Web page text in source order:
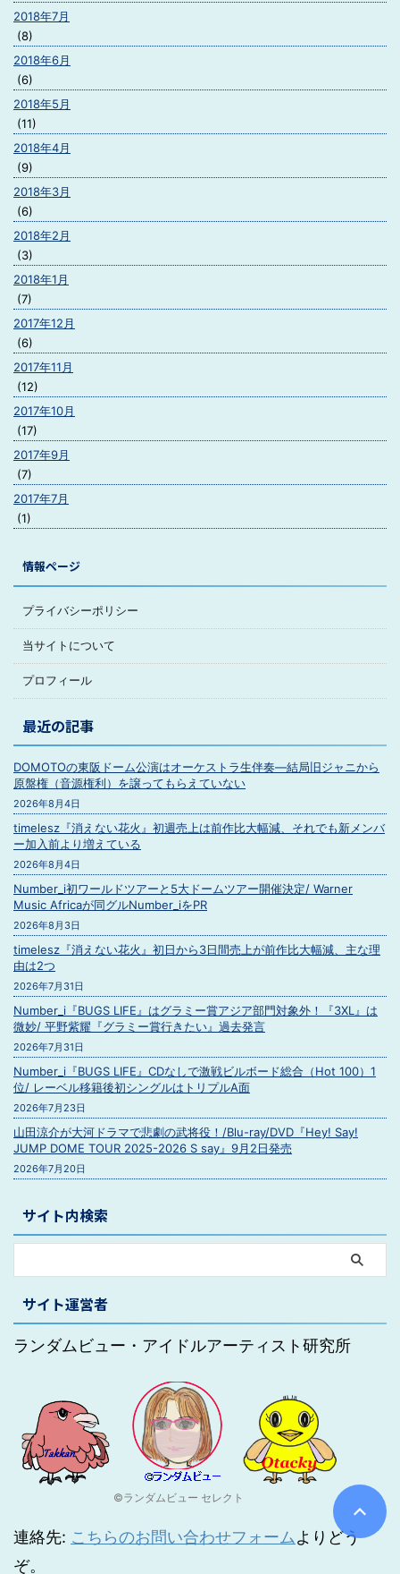
2018年7月
(8)
2018年6月
(6)
2018年5月
(11)
2018年4月
(9)
2018年3月
(6)
2018年2月
(3)
2018年1月
(7)
2017年12月
(6)
2017年11月
(12)
2017年10月
(17)
2017年9月
(7)
2017年7月
(1)
情報ページ
プライバシーポリシー
当サイトについて
プロフィール
最近の記事
DOMOTOの東阪ドーム公演はオーケストラ生伴奏―結局旧ジャニから
原盤権（音源権利）を譲ってもらえていない
2026年8月4日
timelesz『消えない花火』初週売上は前作比大幅減、それでも新メンバ
ー加入前より増えている
2026年8月4日
Number_i初ワールドツアーと5大ドームツアー開催決定/ Warner
Music Africaが同グルNumber_iをPR
2026年8月3日
timelesz『消えない花火』初日から3日間売上が前作比大幅減、主な理
由は2つ
2026年7月31日
Number_i『BUGS LIFE』はグラミー賞アジア部門対象外！『3XL』は
微妙/ 平野紫耀『グラミー賞行きたい』過去発言
2026年7月31日
Number_i『BUGS LIFE』CDなしで激戦ビルボード総合（Hot 100）1
位/ レーベル移籍後初シングルはトリプルA面
2026年7月23日
山田涼介が大河ドラマで悲劇の武将役！/Blu-ray/DVD『Hey! Say!
JUMP DOME TOUR 2025-2026 S say』9月2日発売
2026年7月20日
サイト内検索
サイト運営者
ランダムビュー・アイドルアーティスト研究所
©ランダムビュー セレクト
連絡先: こちらのお問い合わせフォームよりどう
ぞ。